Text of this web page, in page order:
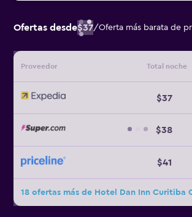
Ofertas desde$37/Oferta más barata de
Proveedor Total noche
$37
$38
$41